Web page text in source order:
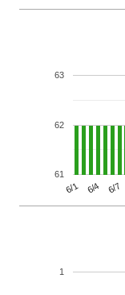
6/1 6/4 6/7
61
62
63
1